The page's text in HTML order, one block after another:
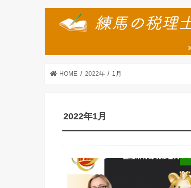
HOME 2022年 1月
2022年1月